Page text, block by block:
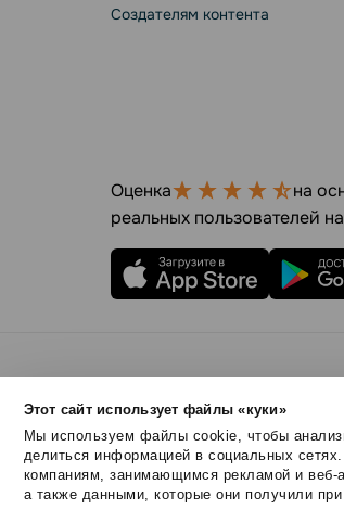
Этот сайт использует файлы «куки»
Мы используем файлы cookie, чтобы
делиться информацией в социальных
компаниям, занимающимся рекламой и веб-
а также данными, которые они получили
Создателям контента
Оценка на
реальных пользователей на
© 2015 - 2026. ООО